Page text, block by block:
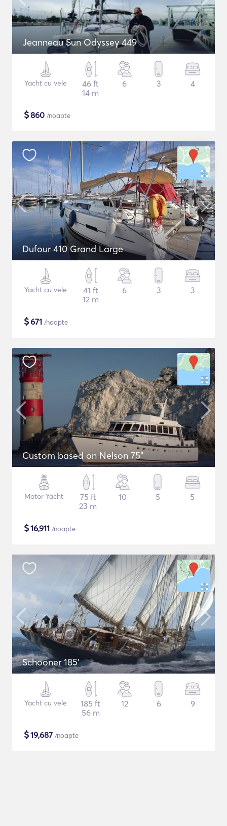
Jeanneau Sun Odyssey 449
Yacht cu vele
46 ft
14 m
6 3 4
$860 /noapte
Dufour 410 Grand Large
Yacht cu vele
41 ft
12 m
6 3 3
$671 /noapte
Custom based on Nelson 75"
Motor Yacht
75 ft
23 m
10 5 5
$16,911 /noapte
Schooner 185'
Yacht cu vele
185 ft
56 m
12 6 9
$19,687 /noapte